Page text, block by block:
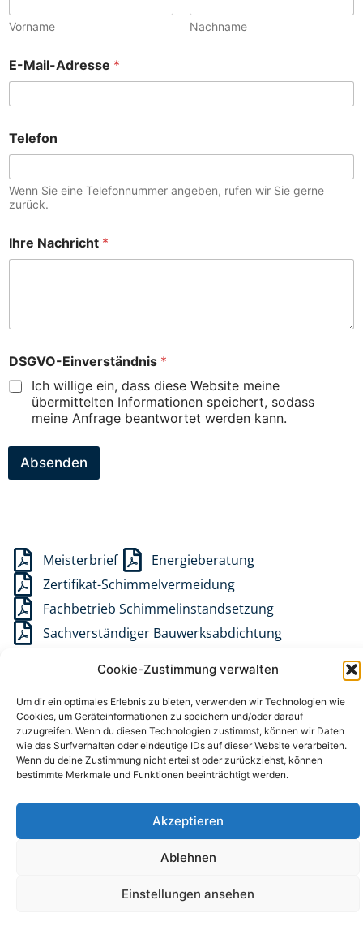
Cookie-Zustimmung verwalten
Um dir ein optimales Erlebnis zu bieten, verwenden wir Technologien wie
Cookies, um Geräteinformationen zu speichern und/oder darauf
zuzugreifen. Wenn du diesen Technologien zustimmst, können wir Daten
wie das Surfverhalten oder eindeutige IDs auf dieser Website verarbeiten.
Wenn du deine Zustimmung nicht erteilst oder zurückziehst, können
bestimmte Merkmale und Funktionen beeinträchtigt werden.
Akzeptieren
Ablehnen
Einstellungen ansehen
Vorname Nachname
E-Mail-Adresse *
Telefon
Wenn Sie eine Telefonnummer angeben, rufen wir Sie gerne
zurück.
Ihre Nachricht *
DSGVO-Einverständnis *
Ich willige ein, dass diese Website meine
übermittelten Informationen speichert, sodass
meine Anfrage beantwortet werden kann.
Absenden
Meisterbrief
Energieberatung
Zertifikat-Schimmelvermeidung
Fachbetrieb Schimmelinstandsetzung
Sachverständiger Bauwerksabdichtung
Startseite Impressum Datenschutz
Cookie-Richtlinie (EU)